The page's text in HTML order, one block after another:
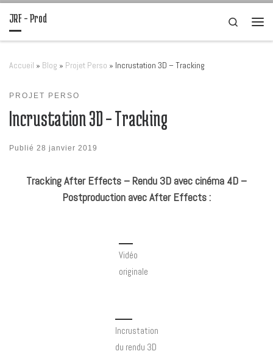
Passer au contenu
JRF – Prod
Search
Accueil » Blog » Projet Perso » Incrustation 3D – Tracking
PROJET PERSO
Incrustation 3D – Tracking
Publié 28 janvier 2019
Tracking After Effects – Rendu 3D avec cinéma 4D –
Postproduction avec After Effects :
Vidéo
originale
Incrustation
du rendu 3D